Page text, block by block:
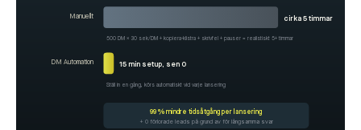
Manuellt
DM Automation
cirka 5 timmar
500 DM × 30 sek/DM + kopiera-klistra + skrivfel + pauser = realistiskt 5+ timmar
15 min setup, sen 0
Ställ in en gång, körs automatiskt vid varje lansering
99 % mindre tidsåtgång per lansering
+ 0 förlorade leads på grund av för långsamma svar